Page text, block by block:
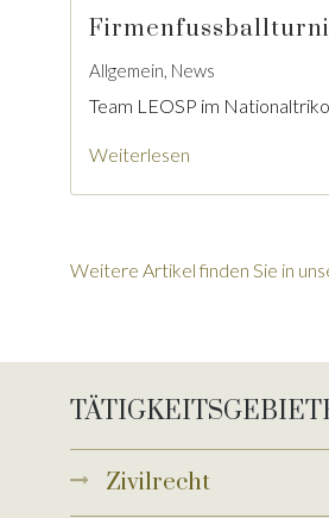
Allgemein, News
Team LEOSP im
Weiterlesen
Weitere Artikel finden Sie in
Zivilrecht